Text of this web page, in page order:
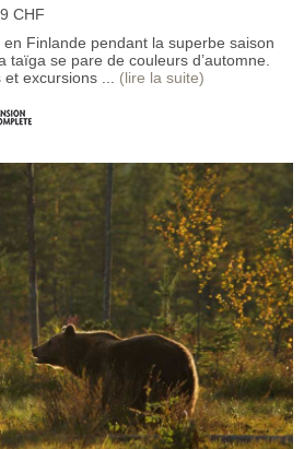
CHF
Finlande pendant la superbe saison
taïga se pare de couleurs d’automne.
et excursions ... (lire la suite)